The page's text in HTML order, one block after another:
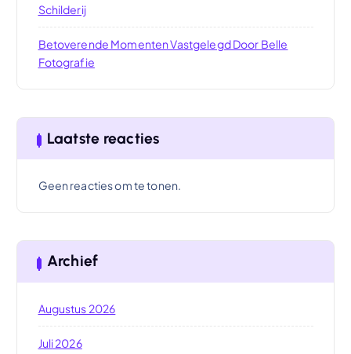
Schilderij
Betoverende Momenten Vastgelegd Door Belle
Fotografie
Laatste reacties
Geen reacties om te tonen.
Archief
Augustus 2026
Juli 2026